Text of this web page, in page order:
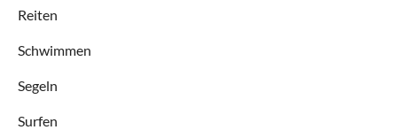
Reiten
Schwimmen
Segeln
Surfen